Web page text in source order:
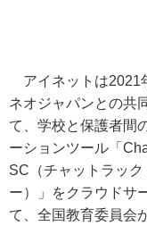
アイネットは2021
ネオジャパンとの共
て、学校と保護者間
ーションツール「
SC（チャットラック
ー）」をクラウドサ
て、全国教育委員会